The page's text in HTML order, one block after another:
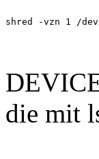
shred -vzn 1 /dev/
die mit